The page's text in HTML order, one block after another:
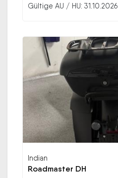
Gültige AU / HU: 31.10.2026
Indian
Roadmaster DH